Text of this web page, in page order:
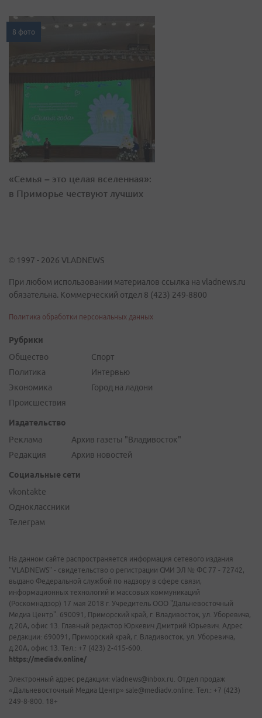
8 фото
«Семья – это целая вселенная»:
в Приморье чествуют лучших
© 1997 - 2026 VLADNEWS
При любом использовании материалов ссылка на vladnews.ru
обязательна. Коммерческий отдел 8 (423) 249-8800
Политика обработки персональных данных
Рубрики
Общество
Политика
Экономика
Происшествия
Спорт
Интервью
Город на ладони
Издательство
Реклама
Редакция
Архив газеты "Владивосток"
Архив новостей
Социальные сети
vkontakte
Одноклассники
Телеграм
На данном сайте распространяется информация сетевого издания
"VLADNEWS" - свидетельство о регистрации СМИ ЭЛ № ФС 77 - 72742,
выдано Федеральной службой по надзору в сфере связи,
информационных технологий и массовых коммуникаций
(Роскомнадзор) 17 мая 2018 г. Учредитель ООО "Дальневосточный
Медиа Центр". 690091, Приморский край, г. Владивосток, ул. Уборевича,
д.20А, офис 13. Главный редактор Юркевич Дмитрий Юрьевич. Адрес
редакции: 690091, Приморский край, г. Владивосток, ул. Уборевича,
д.20А, офис 13. Тел.: +7 (423) 2-415-600.
https://mediadv.online/
Электронный адрес редакции: vladnews@inbox.ru. Отдел продаж
«Дальневосточный Медиа Центр» sale@mediadv.online. Тел.: +7 (423)
249-8-800. 18+